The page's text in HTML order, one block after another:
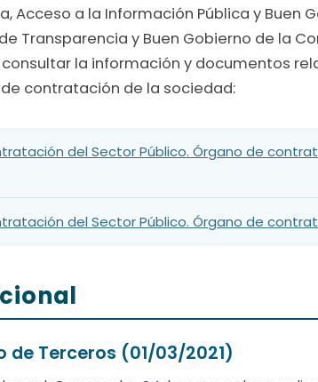
Acceso a la Información Pública y Buen
de Transparencia y Buen Gobierno de la
la información y documentos
contratación de la sociedad:
del Sector Público. Órgano de
del Sector Público. Órgano de
de Terceros (01/03/2021)